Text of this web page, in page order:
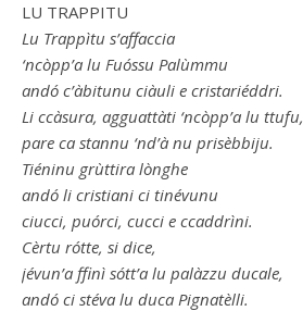
LU TRAPPITU
Lu Trappìtu s’affaccia
‘ncòpp’a lu Fuóssu Palùmmu
andó c’àbitunu ciàuli e cristariéddri.
Li ccàsura, agguattàti ‘ncòpp’a lu ttufu,
pare ca stannu ‘nd’à nu prisèbbiju.
Tiéninu grùttira lònghe
andó li cristiani ci tinévunu
ciucci, puórci, cucci e ccaddrìni.
Cèrtu rótte, si dice,
jévun’a ffinì sótt’a lu palàzzu ducale,
andó ci stéva lu duca Pignatèlli.